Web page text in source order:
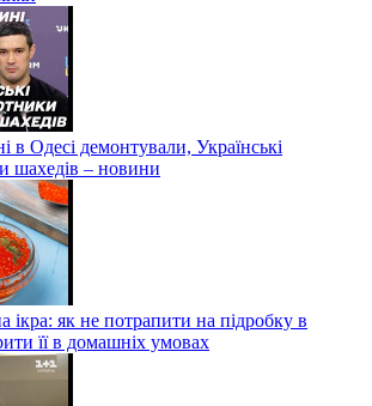
в Одесі демонтували, Українські
шахедів – новини
ікра: як не потрапити на підробку в
її в домашніх умовах